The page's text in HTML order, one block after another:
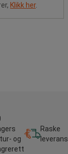
Klikk her.
og
Raske